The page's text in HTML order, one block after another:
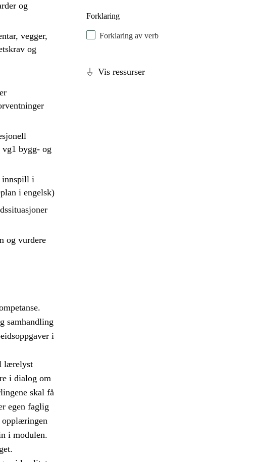
Forklaring
Forklaring av verb
Vis ressurser
og
vegger,
og
bygg- og
innspill i
i engelsk)
og vurdere
samhandling
i
lærelyst
i dialog om
skal få
egen faglig
i modulen.